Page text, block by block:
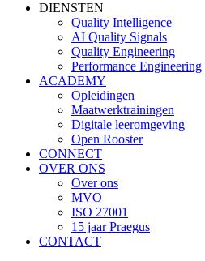
DIENSTEN
Quality Intelligence
AI Quality Signals
Quality Engineering
Performance Engineering
ACADEMY
Opleidingen
Maatwerktrainingen
Digitale leeromgeving
Open Rooster
CONNECT
OVER ONS
Over ons
MVO
ISO 27001
15 jaar Praegus
CONTACT